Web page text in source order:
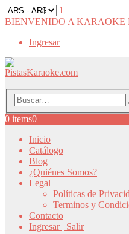
1
BIENVENIDO A KARAOKE
Ingresar
0 items0
Inicio
Catálogo
Blog
¿Quiénes Somos?
Legal
Políticas de
Terminos y
Contacto
Ingresar | Salir